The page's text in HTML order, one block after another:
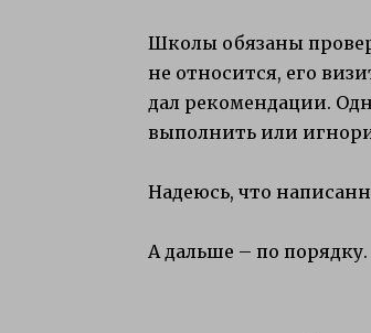
Школы обязаны
не относится, его
дал рекомендации.
выполнить или
Надеюсь, что
А дальше – по порядку.